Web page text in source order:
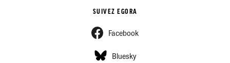
SUIVEZ EGORA
Facebook
Bluesky